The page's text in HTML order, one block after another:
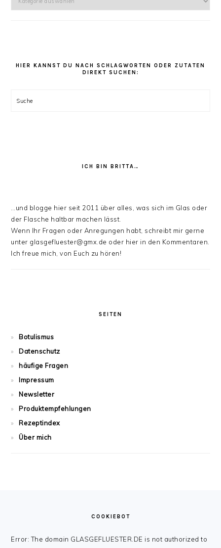
Kategorien
HIER KANNST DU NACH SCHLAGWORTEN ODER ZUTATEN
DIREKT SUCHEN:
Suche
ICH BIN BRITTA…
…und blogge hier seit 2011 über alles, was sich im Glas oder
der Flasche haltbar machen lässt.
Wenn Ihr Fragen oder Anregungen habt, schreibt mir gerne
unter glasgefluester@gmx.de oder hier in den Kommentaren.
Ich freue mich, von Euch zu hören!
SEITEN
Botulismus
Datenschutz
häufige Fragen
Impressum
Newsletter
Produktempfehlungen
Rezeptindex
Über mich
COOKIEBOT
Error: The domain GLASGEFLUESTER.DE is not authorized to